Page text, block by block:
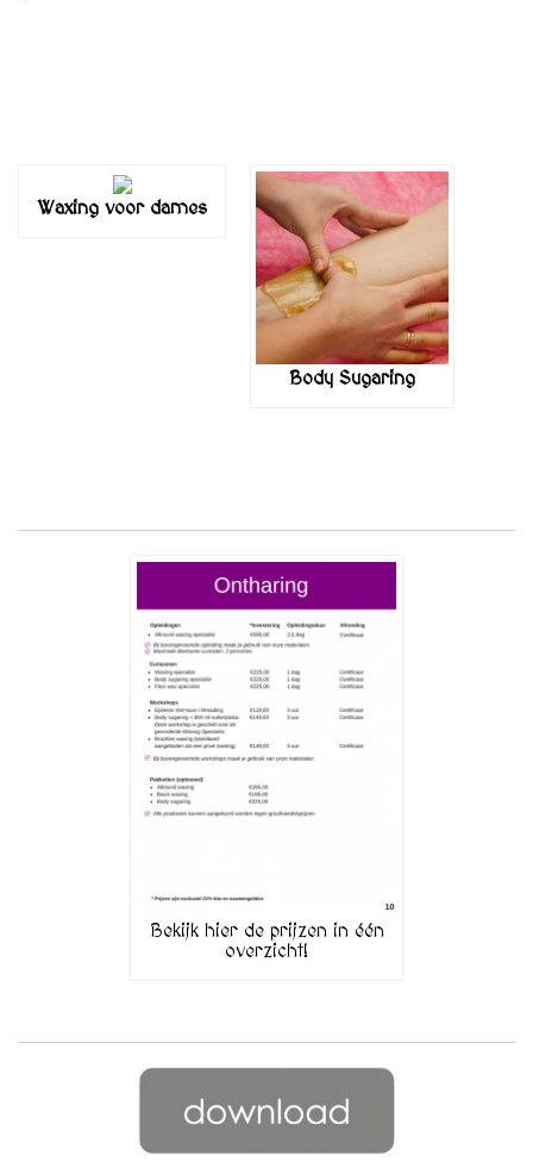
Waxing voor dames
Body Sugaring
Bekijk hier de prijzen in één
overzicht!